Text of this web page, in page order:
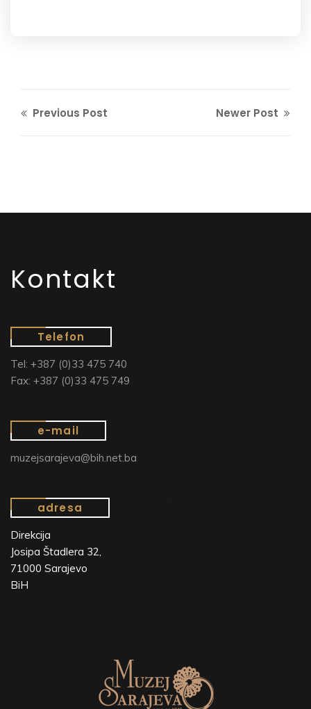
Previous Post Newer Post
Kontakt
Telefon
Tel: +387 (0)33 475 740
Fax: +387 (0)33 475 749
e-mail
muzejsarajeva@bih.net.ba
adresa
Direkcija
Josipa Štadlera 32,
71000 Sarajevo
BiH